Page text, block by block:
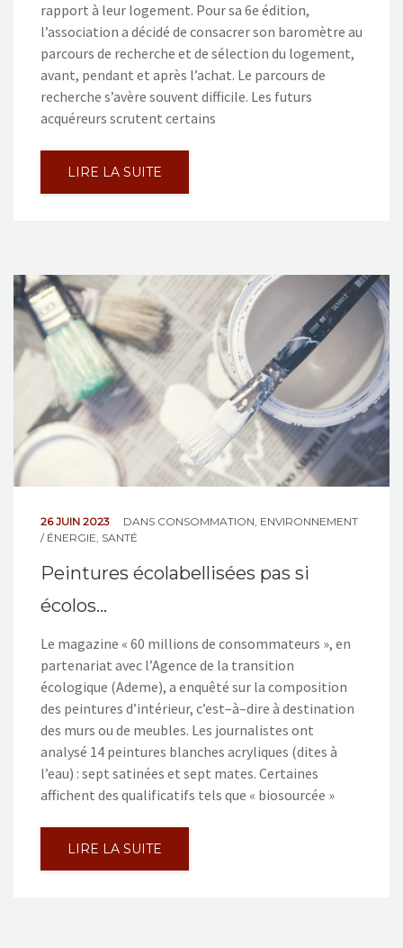
rapport à leur logement. Pour sa 6e édition,
l’association a décidé de consacrer son baromètre au
parcours de recherche et de sélection du logement,
avant, pendant et après l’achat. Le parcours de
recherche s’avère souvent difficile. Les futurs
acquéreurs scrutent certains
LIRE LA SUITE
26 JUIN 2023 DANS CONSOMMATION ENVIRONNEMENT
/ ÉNERGIE SANTÉ
Peintures écolabellisées pas si
écolos…
Le magazine « 60 millions de consommateurs », en
partenariat avec l’Agence de la transition
écologique (Ademe), a enquêté sur la composition
des peintures d’intérieur, c’est–à–dire à destination
des murs ou de meubles. Les journalistes ont
analysé 14 peintures blanches acryliques (dites à
l’eau) : sept satinées et sept mates. Certaines
affichent des qualificatifs tels que « biosourcée »
LIRE LA SUITE